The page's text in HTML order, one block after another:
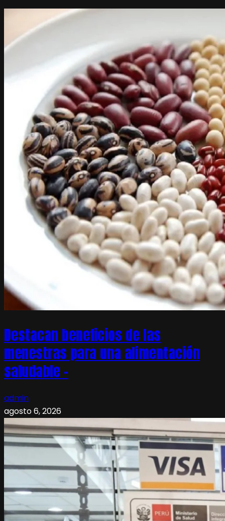
Destacan beneficios de las
menestras para una alimentación
saludable –
admin
agosto 6, 2026